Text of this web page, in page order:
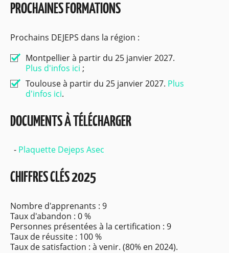
PROCHAINES FORMATIONS
Prochains DEJEPS dans la région :
Montpellier à partir du 25 janvier 2027.
Plus d'infos ici ;
Toulouse à partir du 25 janvier 2027. Plus
d'infos ici.
DOCUMENTS À TÉLÉCHARGER
Plaquette Dejeps Asec
CHIFFRES CLÉS 2025
Nombre d'apprenants : 9
Taux d'abandon : 0 %
Personnes présentées à la certification : 9
Taux de réussite : 100 %
Taux de satisfaction : à venir. (80% en 2024).